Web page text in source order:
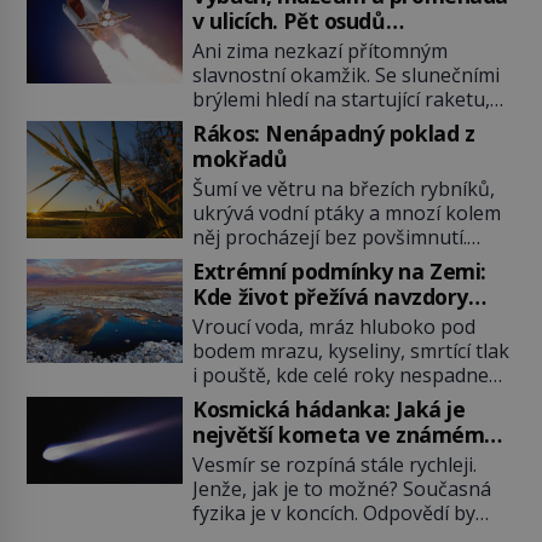
v ulicích. Pět osudů
nejslavnějších raketoplánů
Ani zima nezkazí přítomným
slavnostní okamžik. Se slunečními
brýlemi hledí na startující raketu,
která má do vesmíru vynést kromě
posádky také obyčejnou učitelku.
Po několika sekundách všem
ztuhnou úsměvy, stroj totiž
exploduje. Jejich konstrukce není
z levného kraje, daňové poplatníky
stojí miliardy dolarů. Na druhou
stranu zvládnou jen představitelné
věci. Na malé kousky Název:
Columbia První […]
Rákos: Nenápadný poklad z
mokřadů
Šumí ve větru na březích rybníků,
ukrývá vodní ptáky a mnozí kolem
něj procházejí bez povšimnutí.
Přesto právě rákos pomáhal stavět
domy, vyrábět lodě, zapisovat první
texty a inspiroval řadu pověstí.
Tato skromná, ale užitečná
rostlina provází člověka už tisíce
let. Většina lidí vnímá rákos jen jako
obyčejnou kulisu letního koupání.
Stačí se však podívat […]
Extrémní podmínky na Zemi:
Kde život přežívá navzdory
všemu
Vroucí voda, mráz hluboko pod
bodem mrazu, kyseliny, smrtící tlak
i pouště, kde celé roky nespadne
jediná kapka deště. Na první
pohled místa, kde nemůže
existovat vůbec nic. Přesto právě
tady vědci objevují organismy,
které posouvají hranice života.
Každý nový nález mění naše
Kosmická hádanka: Jaká je
největší kometa ve známém
vesmíru?
Vesmír se rozpíná stále rychleji.
Jenže, jak je to možné? Současná
fyzika je v koncích. Odpovědí by